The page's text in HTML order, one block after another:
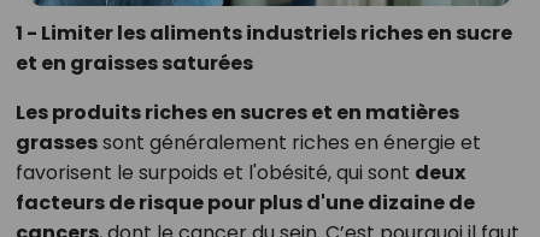
1 - Limiter les aliments industriels riches en sucre
et en graisses saturées
Les produits riches en sucres et en matières
grassessont généralement riches en énergie et
favorisent le surpoids et l'obésité, qui sont deux
facteurs de risque pour plus d'une dizaine de